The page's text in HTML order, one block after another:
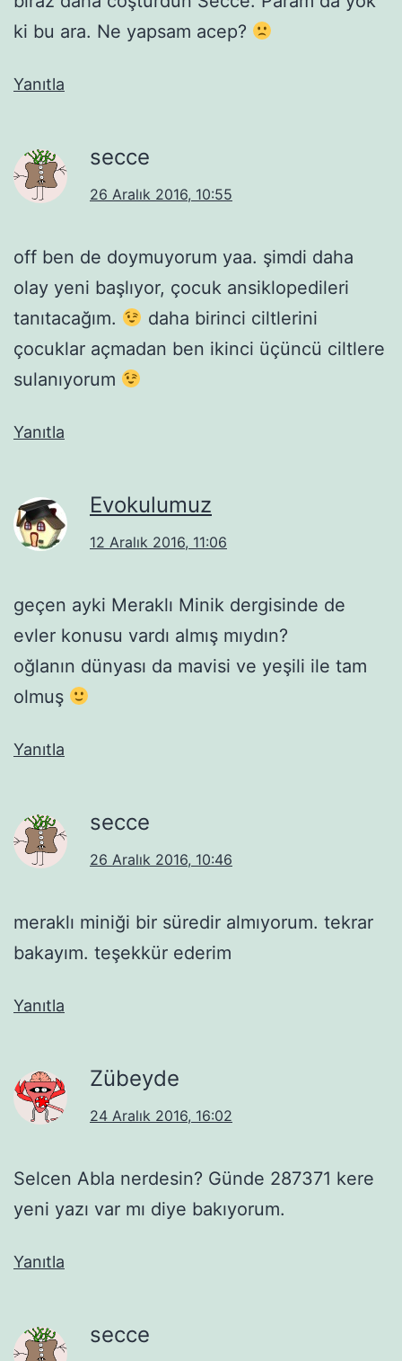
ki bu ara. Ne yapsam acep?
Yanıtla
secce
26 Aralık 2016, 10:55
off ben de doymuyorum yaa. şimdi daha
olay yeni başlıyor, çocuk ansiklopedileri
tanıtacağım.
daha birinci ciltlerini
çocuklar açmadan ben ikinci üçüncü ciltlere
sulanıyorum
Yanıtla
Evokulumuz
12 Aralık 2016, 11:06
geçen ayki Meraklı Minik dergisinde de
evler konusu vardı almış mıydın?
oğlanın dünyası da mavisi ve yeşili ile tam
olmuş
Yanıtla
secce
26 Aralık 2016, 10:46
meraklı miniği bir süredir almıyorum. tekrar
bakayım. teşekkür ederim
Yanıtla
Zübeyde
24 Aralık 2016, 16:02
Selcen Abla nerdesin? Günde 287371 kere
yeni yazı var mı diye bakıyorum.
Yanıtla
secce